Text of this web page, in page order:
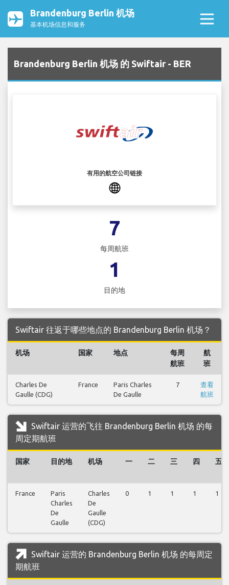
Brandenburg Berlin 机场
基本机场信息和服务
Brandenburg Berlin 机场 的 Swiftair - BER
有用的航空公司链接
7
每周航班
1
目的地
Swiftair 往返于哪些地点的 Brandenburg Berlin 机场？
机场 国家 地点
每周
航班
航
班
Charles De
Gaulle (CDG)
France
Paris Charles
De Gaulle
7
查看
航班
Swiftair 运营的飞往 Brandenburg Berlin 机场 的每
周定期航班
国家 目的地 机场 一 二 三 四 五
France
Paris
Charles
De
Gaulle
Charles
De
Gaulle
(CDG)
0 1 1 1 1
Swiftair 运营的 Brandenburg Berlin 机场 的每周定
期航班